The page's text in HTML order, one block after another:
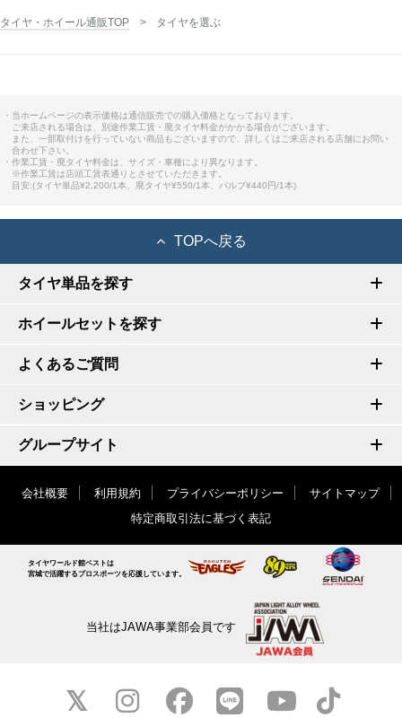
タイヤ・ホイール通販TOP タイヤを選ぶ
・当ホームページの表示価格は通信販売での購入価格となっております。
ご来店される場合は、別途作業工賃・廃タイヤ料金がかかる場合がございます。
また、一部取付けを行っていない商品もございますので、詳しくはご来店される店舗にお問い
合わせ下さい。
・作業工賃・廃タイヤ料金は、サイズ・車種により異なります。
※作業工賃は店頭工賃表通りとさせていただきます。
目安:(タイヤ単品¥2,200/1本、廃タイヤ¥550/1本、バルブ¥440円/1本)
TOPへ戻る
タイヤ単品を探す
ホイールセットを探す
よくあるご質問
ショッピング
グループサイト
会社概要 利用規約 プライバシーポリシー
サイトマップ
特定商取引法に基づく表記
タイヤワールド館ベストは
宮城で活躍するプロスポーツを応援しています。
当社はJAWA事業部会員です